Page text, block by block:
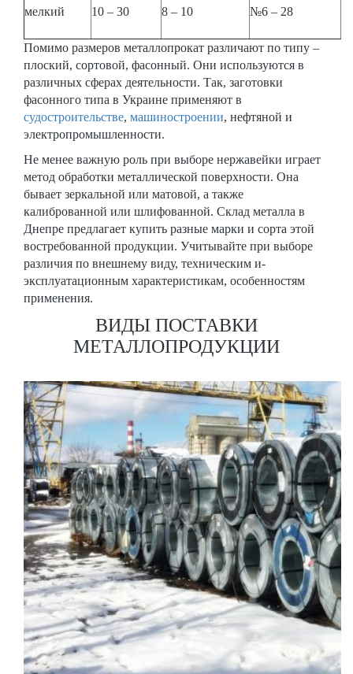
мелкий 10 – 30 8 – 10 №6 – 28
Помимо размеров металлопрокат различают по типу –
плоский, сортовой, фасонный. Они используются в
различных сферах деятельности. Так, заготовки
фасонного типа в Украине применяют в
судостроительстве, машиностроении, нефтяной и
электропромышленности.
Не менее важную роль при выборе нержавейки играет
метод обработки металлической поверхности. Она
бывает зеркальной или матовой, а также
калиброванной или шлифованной. Склад металла в
Днепре предлагает купить разные марки и сорта этой
востребованной продукции. Учитывайте при выборе
различия по внешнему виду, техническим и-
эксплуатационным характеристикам, особенностям
применения.
ВИДЫ ПОСТАВКИ
МЕТАЛЛОПРОДУКЦИИ